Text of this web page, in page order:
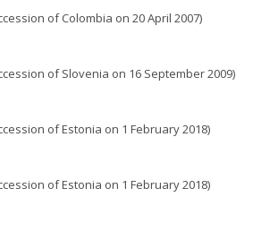
of Colombia on 20 April 2007)
of Slovenia on 16 September 2009)
of Estonia on 1 February 2018)
of Estonia on 1 February 2018)